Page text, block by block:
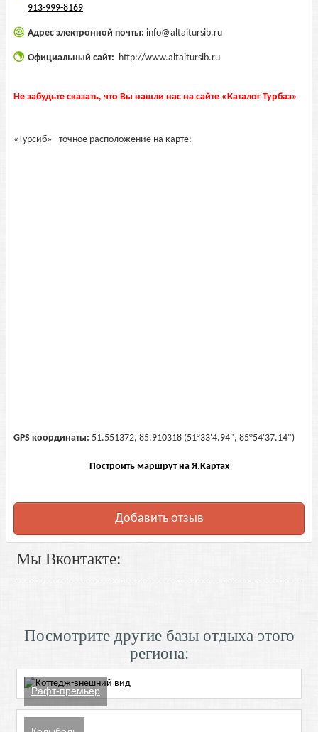
913-999-8169
Адрес электронной почты: info@altaitursib.ru
Официальный сайт: http://www.altaitursib.ru
Не забудьте сказать, что Вы нашли нас на сайте «Каталог Турбаз»
«Турсиб» - точное расположение на карте:
GPS координаты: 51.551372, 85.910318 (51°33'4.94", 85°54'37.14")
Построить маршрут на Я.Картах
Добавить отзыв
Мы Вконтакте:
Посмотрите другие базы отдыха этого
региона:
Рафт-премьер